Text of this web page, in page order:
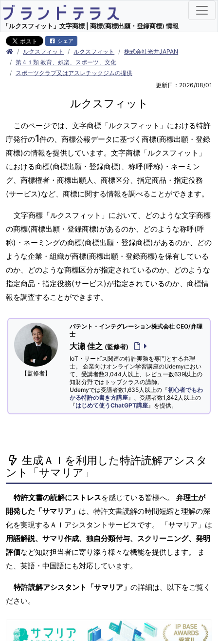
「ルクスフィット」文字商標 | 商標(商標出願・登録商標) 情報
シェア
ルクスフィット ルクスフィット
株式会社光井JAPAN
第４１類 教育、娯楽、スポーツ、文化
スポーツクラブ又はアスレチックジムの提供
更新日：2026/08/01
ルクスフィット
このページでは、文字商標「ルクスフィット」における特許
庁発行の1件の、商標公報データに基づく商標(商標出願・登録
商標)の情報を提供しています。文字商標「ルクスフィット」
における商標(商標出願・登録商標)、称呼(呼称)・ネーミン
グ、商標権者・商標出願人、商標区分、指定商品・指定役務
(サービス)など、商標に関する情報を調べることができます。
文字商標「ルクスフィット」において、どのような文字商標
の商標(商標出願・登録商標)があるのか、どのような称呼(呼
称)・ネーミングの商標(商標出願・登録商標)があるのか、どの
ような企業・組織が商標(商標出願・登録商標)を保有している
のか、どのような商標区分が指定されているのか、どのような
指定商品・指定役務(サービス)が指定されているのか、商標情
報を調査することができます。
【監修者】
パテント・インテグレーション株式会社 CEO/弁理
士
大瀬 佳之 (監修者)
IoT・サービス関連の特許実務を専門とする弁理
士。 企業向けオンライン学習講座のUdemyにおい
て、受講者数3,044人以上、レビュー数639以上の
知財分野ではトップクラスの講師。
Udemyでは受講者数1,635人以上の『初心者でもわ
かる特許の書き方講座 』、受講者数1,842人以上の
『はじめて使うChatGPT講座 』を提供。
生成ＡＩを利用した特許読解アシスタ
ント「サマリア」
特許文書の読解にストレスを感じている皆様へ。 弁理士が
開発した「サマリア」 は、特許文書読解の時間短縮と理解の深
化を実現するＡＩアシスタントサービスです。 「サマリア」は
用語解説、サマリ作成、独自分類付与、スクリーニング、発明
評価など知財担当者に寄り添う様々な機能を提供します。 ま
た、英語・中国語にも対応しています。
特許読解アシスタント「サマリア」 の詳細は、以下をご覧く
ださい。